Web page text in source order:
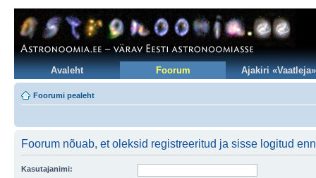
Avaleht Foorum Ajakiri «Vaatleja»
Foorumi pealeht
Foorum nõuab, et oleksid registreeritud ja sisse logitud
Kasutajanimi: